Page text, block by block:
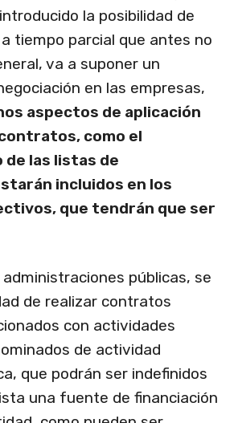
la posibilidad de
tiempo parcial que antes no
va a suponer un
en las empresas,
aspectos de aplicación
como el
las listas de
incluidos en los
que tendrán que ser
públicas, se
de realizar contratos
con actividades
de actividad
que podrán ser indefinidos
una fuente de financiación